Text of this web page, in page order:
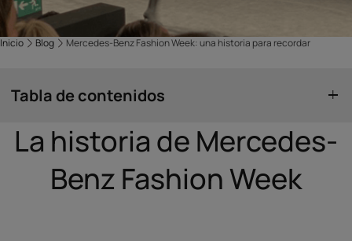
Inicio Blog Mercedes-Benz Fashion Week: una historia para recordar
Tabla de contenidos
La historia de Mercedes-
Benz Fashion Week